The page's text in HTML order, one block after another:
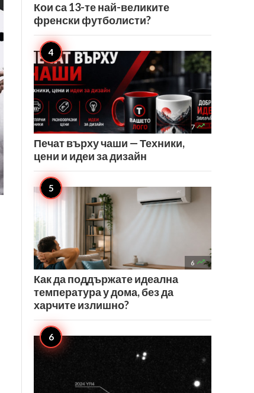
Кои са 13-те най-великите
френски футболисти?
7 
Печат върху чаши — Техники,
цени и идеи за дизайн
6 
Как да поддържате идеална
температура у дома, без да
харчите излишно?